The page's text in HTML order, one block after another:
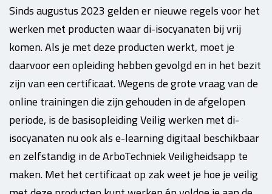
Sinds augustus 2023 gelden er nieuwe regels voor het
werken met producten waar di-isocyanaten bij vrij
komen. Als je met deze producten werkt, moet je
daarvoor een opleiding hebben gevolgd en in het bezit
zijn van een certificaat. Wegens de grote vraag van de
online trainingen die zijn gehouden in de afgelopen
periode, is de basisopleiding Veilig werken met di-
isocyanaten nu ook als e-learning digitaal beschikbaar
en zelfstandig in de ArboTechniek Veiligheidsapp te
maken. Met het certificaat op zak weet je hoe je veilig